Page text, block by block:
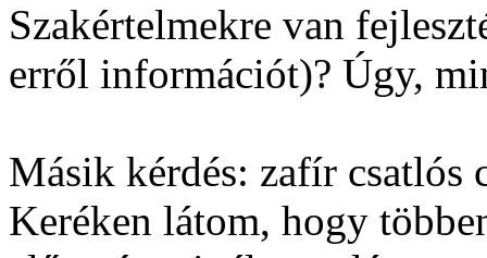
Szakértelmekre van
erről információt)? Úgy,
Másik kérdés: zafír csatlós
Keréken látom, hogy